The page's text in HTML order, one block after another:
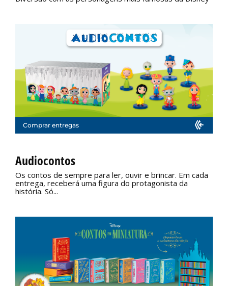
Comprar entregas
Audiocontos
Os contos de sempre para ler, ouvir e brincar. Em cada
entrega, receberá uma figura do protagonista da
história. Só...